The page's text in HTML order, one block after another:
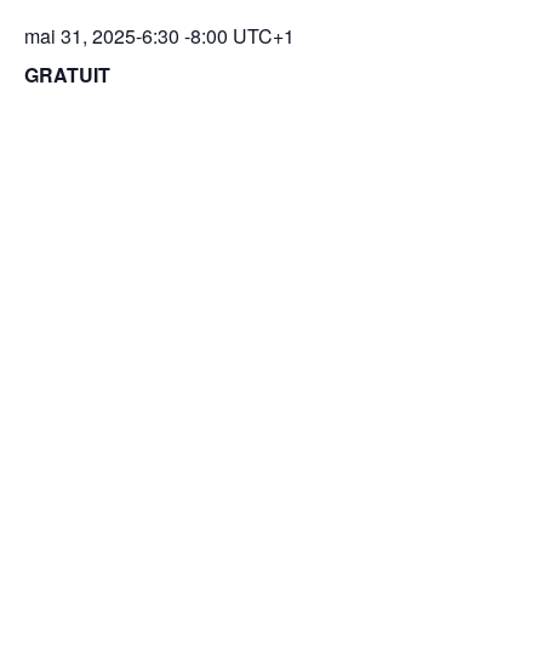
mai 31, 2025-6:30 -8:00 UTC+1
GRATUIT